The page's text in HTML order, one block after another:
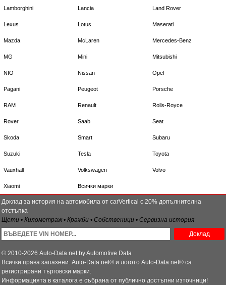
Lamborghini Lancia Land Rover
Lexus Lotus Maserati
Mazda McLaren Mercedes-Benz
MG Mini Mitsubishi
NIO Nissan Opel
Pagani Peugeot Porsche
RAM Renault Rolls-Royce
Rover Saab Seat
Skoda Smart Subaru
Suzuki Tesla Toyota
Vauxhall Volkswagen Volvo
Xiaomi Всички марки
Доклад за история на автомобила от carVertical с 20% допълнителна
отстъпка
Щети • Километраж • Кражби • Собственици • Сервизна история
Доклад
© 2010-2026 Auto-Data.net by Automotive Data
Всички права запазени. Auto-Data.net® и логото Auto-Data.net® са
регистрирани търговски марки.
Информацията в каталога е събрана от публично достъпни източници!